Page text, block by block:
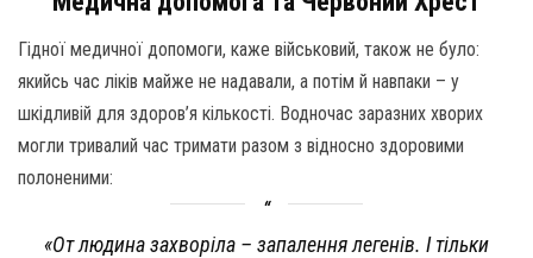
Гідної медичної допомоги, каже військовий, також не було:
якийсь час ліків майже не надавали, а потім й навпаки – у
шкідливій для здоров’я кількості. Водночас заразних хворих
могли тривалий час тримати разом з відносно здоровими
полоненими:
«От людина захворіла – запалення легенів. І тільки